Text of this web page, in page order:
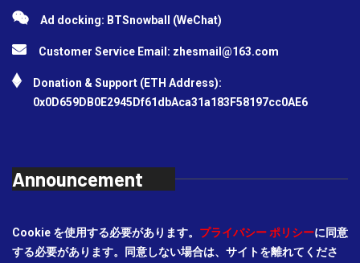
Ad docking: BTSnowball (WeChat)
Customer Service Email: zhesmail@163.com
Donation & Support (ETH Address):
0x0D659DB0E2945Df61dbAca31a183F58197cc0AE6
Announcement
Cookie を使用する必要があります。 プライバシー ポリシーに同意
する必要があります。同意しない場合は、サイトを離れてくださ